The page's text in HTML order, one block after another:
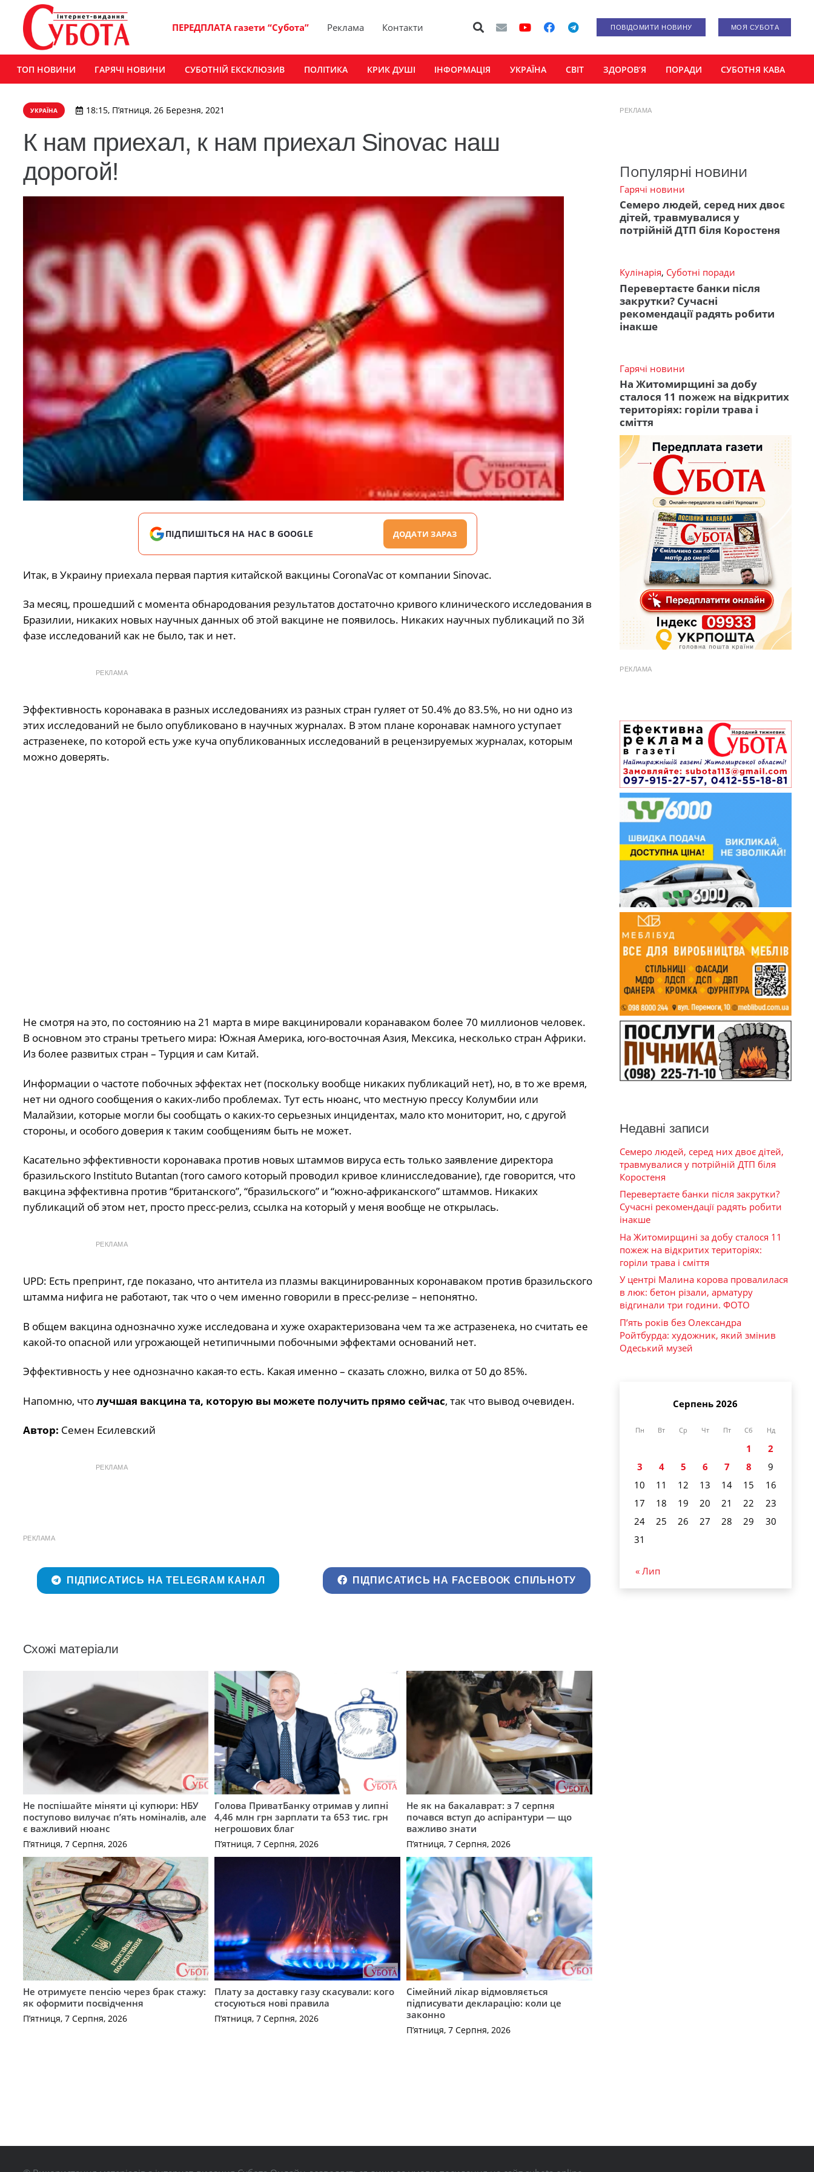
ПЕРЕДПЛАТА газети “Субота” Реклама Контакти ПОВІДОМИТИ НОВИНУ МОЯ СУБОТА
ТОП НОВИНИ ГАРЯЧІ НОВИНИ СУБОТНІЙ ЕКСКЛЮЗИВ ПОЛІТИКА КРИК ДУШІ ІНФОРМАЦІЯ УКРАЇНА СВІТ ЗДОРОВ’Я ПОРАДИ СУБОТНЯ КАВА
УКРАЇНА 18:15, П’ятниця, 26 Березня, 2021
К нам приехал, к нам приехал Sinovac наш
дорогой!
ПІДПИШІТЬСЯ НА НАС В GOOGLE ДОДАТИ ЗАРАЗ
Итак, в Украину приехала первая партия китайской вакцины CoronaVac от компании Sinovac.
За месяц, прошедший с момента обнародования результатов достаточно кривого клинического исследования в
Бразилии, никаких новых научных данных об этой вакцине не появилось. Никаких научных публикаций по 3й
фазе исследований как не было, так и нет.
РЕКЛАМА
Эффективность коронавака в разных исследованиях из разных стран гуляет от 50.4% до 83.5%, но ни одно из
этих исследований не было опубликовано в научных журналах. В этом плане коронавак намного уступает
астразенеке, по которой есть уже куча опубликованных исследований в рецензируемых журналах, которым
можно доверять.
Не смотря на это, по состоянию на 21 марта в мире вакцинировали коранаваком более 70 миллионов человек.
В основном это страны третьего мира: Южная Америка, юго-восточная Азия, Мексика, несколько стран Африки.
Из более развитых стран – Турция и сам Китай.
Информации о частоте побочных эффектах нет (поскольку вообще никаких публикаций нет), но, в то же время,
нет ни одного сообщения о каких-либо проблемах. Тут есть нюанс, что местную прессу Колумбии или
Малайзии, которые могли бы сообщать о каких-то серьезных инцидентах, мало кто мониторит, но, с другой
стороны, и особого доверия к таким сообщениям быть не может.
Касательно эффективности коронавака против новых штаммов вируса есть только заявление директора
бразильского Instituto Butantan (того самого который проводил кривое клинисследование), где говорится, что
вакцина эффективна против “британского”, “бразильского” и “южно-африканского” штаммов. Никаких
публикаций об этом нет, просто пресс-релиз, ссылка на который у меня вообще не открылась.
РЕКЛАМА
UPD: Есть препринт, где показано, что антитела из плазмы вакцинированных коронаваком против бразильского
штамма нифига не работают, так что о чем именно говорили в пресс-релизе – непонятно.
В общем вакцина однозначно хуже исследована и хуже охарактеризована чем та же астразенека, но считать ее
какой-то опасной или угрожающей нетипичными побочными эффектами оснований нет.
Эффективность у нее однозначно какая-то есть. Какая именно – сказать сложно, вилка от 50 до 85%.
Напомню, чтолучшая вакцина та, которую вы можете получить прямо сейчас, так что вывод очевиден.
Автор: Семен Есилевский
РЕКЛАМА
РЕКЛАМА
ПІДПИСАТИСЬ НА TELEGRAM КАНАЛ ПІДПИСАТИСЬ НА FACEBOOK СПІЛЬНОТУ
Схожі матеріали
Не поспішайте міняти ці купюри: НБУ
поступово вилучає п’ять номіналів, але
є важливий нюанс
П’ятниця, 7 Серпня, 2026
Голова ПриватБанку отримав у липні
4,46 млн грн зарплати та 653 тис. грн
негрошових благ
П’ятниця, 7 Серпня, 2026
Не як на бакалаврат: з 7 серпня
почався вступ до аспірантури — що
важливо знати
П’ятниця, 7 Серпня, 2026
Не отримуєте пенсію через брак стажу:
як оформити посвідчення
П’ятниця, 7 Серпня, 2026
Плату за доставку газу скасували: кого
стосуються нові правила
П’ятниця, 7 Серпня, 2026
Сімейний лікар відмовляється
підписувати декларацію: коли це
законно
П’ятниця, 7 Серпня, 2026
РЕКЛАМА
Популярні новини
Гарячі новини
Семеро людей, серед них двоє
дітей, травмувалися у
потрійній ДТП біля Коростеня
Кулінарія, Суботні поради
Перевертаєте банки після
закрутки? Сучасні
рекомендації радять робити
інакше
Гарячі новини
На Житомирщині за добу
сталося 11 пожеж на відкритих
територіях: горіли трава і
сміття
РЕКЛАМА
Недавні записи
Семеро людей, серед них двоє дітей,
травмувалися у потрійній ДТП біля
Коростеня
Перевертаєте банки після закрутки?
Сучасні рекомендації радять робити
інакше
На Житомирщині за добу сталося 11
пожеж на відкритих територіях:
горіли трава і сміття
У центрі Малина корова провалилася
в люк: бетон різали, арматуру
відгинали три години. ФОТО
П’ять років без Олександра
Ройтбурда: художник, який змінив
Одеський музей
Серпень 2026
Пн Вт Ср Чт Пт Сб Нд
1
2
3
4 5 6 7 8
9
10
11 12 13 14 15
16
17
18 19 20 21 22
23
24
25 26 27 28 29
30
31
« Лип